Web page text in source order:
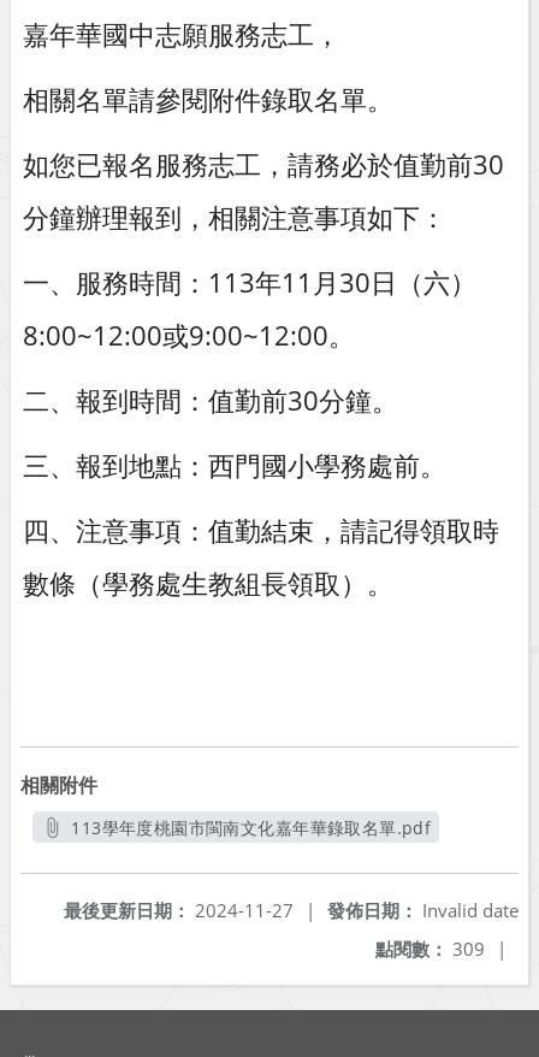
嘉年華國中志願服務志工，
相關名單請參閱附件錄取名單。
如您已報名服務志工，請務必於值勤前30
分鐘辦理報到，相關注意事項如下：
一、服務時間：113年11月30日（六）
8:00~12:00或9:00~12:00。
二、報到時間：值勤前30分鐘。
三、報到地點：西門國小學務處前。
四、注意事項：值勤結束，請記得領取時
數條（學務處生教組長領取）。
相關附件
113學年度桃園市閩南文化嘉年華錄取名單.pdf
發佈日期： Invalid date
最後更新日期： 2024-11-27
|
點閱數： 309 |